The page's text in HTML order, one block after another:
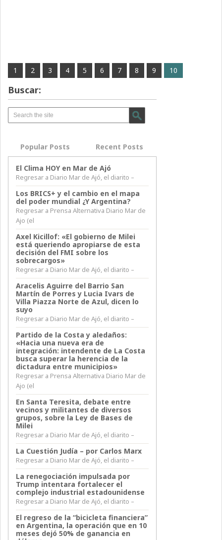
1 2 3 4 5 6 7 8 9 10
Buscar:
Popular Posts Recent Posts
El Clima HOY en Mar de Ajó
Regresar a Diario Mar de Ajó, el diarito –
Los BRICS+ y el cambio en el mapa
del poder mundial ¿Y Argentina?
Regresar a Prensa Alternativa Diario Mar de
Ajo (el
Axel Kicillof: «El gobierno de Milei
está queriendo apropiarse de esta
decisión del FMI sobre los
sobrecargos»
Regresar a Diario Mar de Ajó, el diarito –
Aracelis Aguirre del Barrio San
Martín de Porres y Lucia Ivars de
Villa Piazza Norte de Azul, dicen lo
suyo
Regresar a Diario Mar de Ajó, el diarito –
Partido de la Costa y aledaños:
«Hacia una nueva era de
integración: intendente de La Costa
busca superar la herencia de la
dictadura entre municipios»
Regresar a Prensa Alternativa Diario Mar de
Ajo (el
En Santa Teresita, debate entre
vecinos y militantes de diversos
grupos, sobre la Ley de Bases de
Milei
Regresar a Diario Mar de Ajó, el diarito –
La Cuestión Judía – por Carlos Marx
Regresar a Diario Mar de Ajó, el diarito –
La renegociación impulsada por
Trump intentara fortalecer el
complejo industrial estadounidense
Regresar a Diario Mar de Ajó, el diarito –
El regreso de la “bicicleta financiera”
en Argentina, la operación que en 10
meses dejó 50% de ganancia en